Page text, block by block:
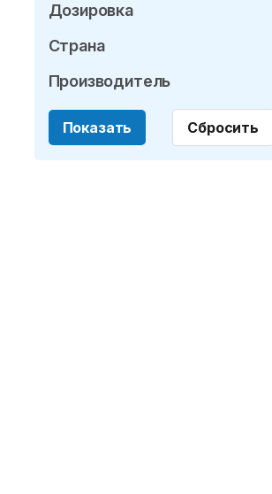
Дозировка
Страна
Производитель
Показать Сбросить